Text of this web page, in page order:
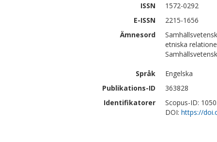
ISSN
1572-0292
E-ISSN
2215-1656
Ämnesord
etniska
Språk
Engelska
Publikations-ID
363828
Identifikatorer
Scopus-ID:
DOI: https://